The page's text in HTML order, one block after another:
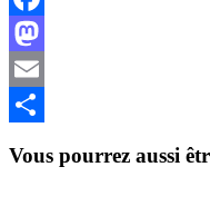
Facebook
Mastodon
Email
Vous pourrez aussi